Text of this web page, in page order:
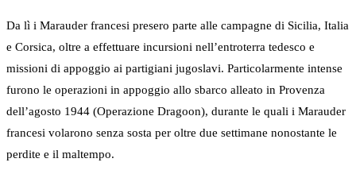
Da lì i Marauder francesi presero parte alle campagne di Sicilia, Italia
e Corsica, oltre a effettuare incursioni nell’entroterra tedesco e
missioni di appoggio ai partigiani jugoslavi. Particolarmente intense
furono le operazioni in appoggio allo sbarco alleato in Provenza
dell’agosto 1944 (Operazione Dragoon), durante le quali i Marauder
francesi volarono senza sosta per oltre due settimane nonostante le
perdite e il maltempo.